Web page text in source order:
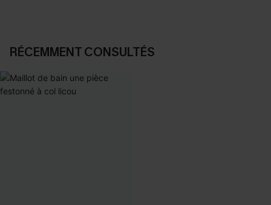
RÉCEMMENT CONSULTÉS